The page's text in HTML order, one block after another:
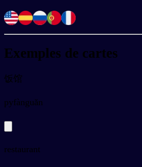
Exemples de cartes
饭馆
pyfànguǎn
restaurant